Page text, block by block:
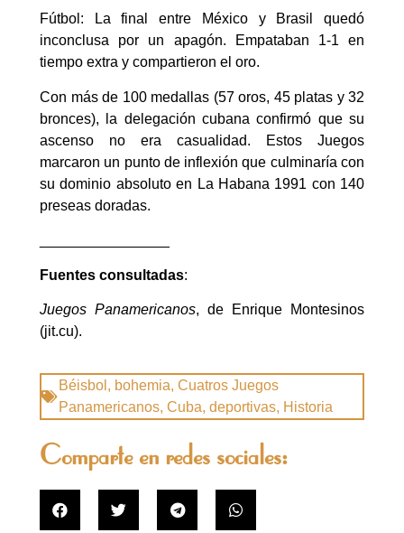
Fútbol: La final entre México y Brasil quedó
inconclusa por un apagón. Empataban 1-1 en
tiempo extra y compartieron el oro.
Con más de 100 medallas (57 oros, 45 platas y 32
bronces), la delegación cubana confirmó que su
ascenso no era casualidad. Estos Juegos
marcaron un punto de inflexión que culminaría con
su dominio absoluto en La Habana 1991 con 140
preseas doradas.
Fuentes consultadas:
Juegos Panamericanos, de Enrique Montesinos
(jit.cu).
Béisbol , bohemia, Cuatros Juegos
Panamericanos, Cuba, deportivas, Historia
Comparte en redes sociales: